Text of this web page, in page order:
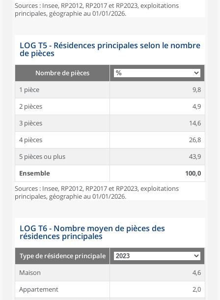
Sources : Insee, RP2012, RP2017 et RP2023, exploitations
principales, géographie au 01/01/2026.
LOG T5 - Résidences principales selon le nombre
de pièces
Nombre de pièces
1 pièce
9,8
2 pièces
4,9
3 pièces
14,6
4 pièces
26,8
5 pièces ou plus
43,9
Ensemble
100,0
Sources : Insee, RP2012, RP2017 et RP2023, exploitations
principales, géographie au 01/01/2026.
LOG T6 - Nombre moyen de pièces des
résidences principales
Type de résidence principale
Maison
4,6
Appartement
2,0